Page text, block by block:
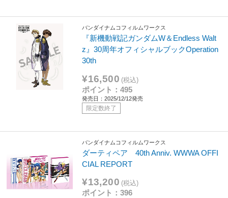
バンダイナムコフィルムワークス
『新機動戦記ガンダムW＆Endless Walt
z』30周年オフィシャルブックOperation
30th
¥16,500 (税込)
ポイント：495
発売日：2025/12/12発売
限定数終了
バンダイナムコフィルムワークス
ダーティペア 40th Anniv. WWWA OFFI
CIAL REPORT
¥13,200 (税込)
ポイント：396